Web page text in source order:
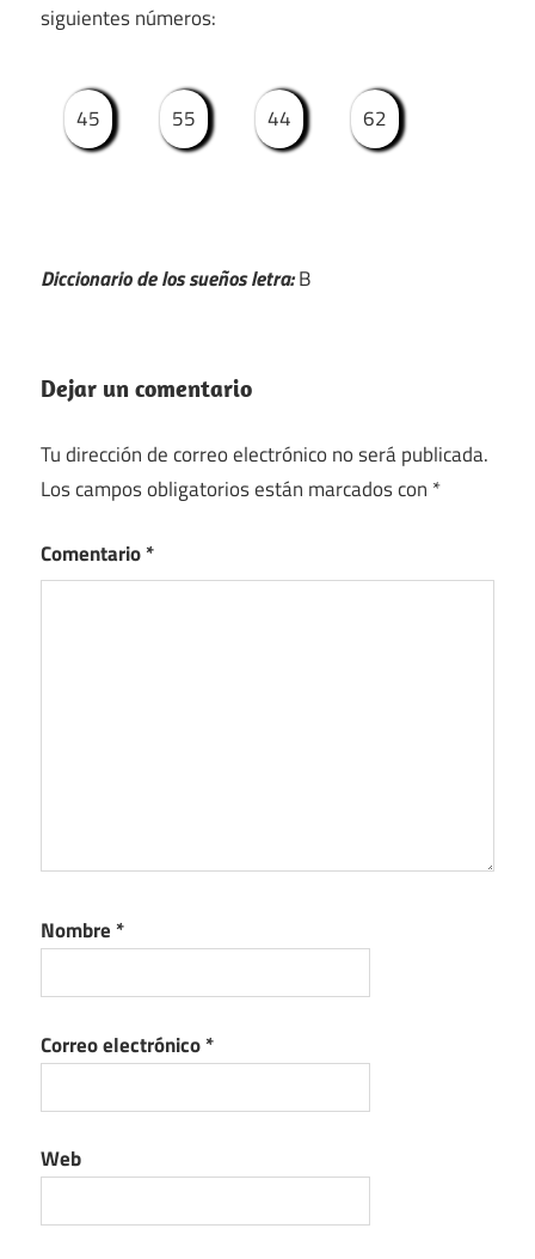
siguientes números:
45 55 44 62
Diccionario de los sueños letra:B
Dejar un comentario
Tu dirección de correo electrónico no será publicada.
Los campos obligatorios están marcados con *
Comentario*
Nombre *
Correo electrónico*
Web